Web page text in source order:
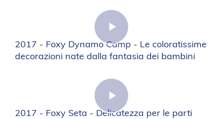
2017 - Foxy Dynamo Camp - Le coloratissime
decorazioni nate dalla fantasia dei bambini
2017 - Foxy Seta - Delicatezza per le parti